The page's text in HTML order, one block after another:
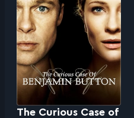
The Curious Case of